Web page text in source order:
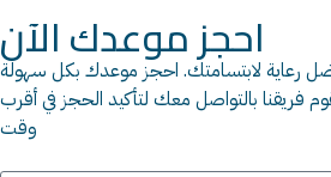
احجز موعدك الآن
رعاية لابتسامتك. احجز موعدك بكل سهولة
فريقنا بالتواصل معك لتأكيد الحجز في أقرب
وقت